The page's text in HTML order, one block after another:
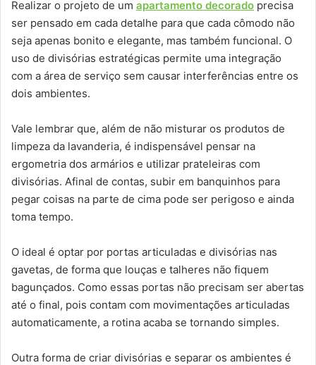
Realizar o projeto de um apartamento decorado precisa
ser pensado em cada detalhe para que cada cômodo não
seja apenas bonito e elegante, mas também funcional. O
uso de divisórias estratégicas permite uma integração
com a área de serviço sem causar interferências entre os
dois ambientes.
Vale lembrar que, além de não misturar os produtos de
limpeza da lavanderia, é indispensável pensar na
ergometria dos armários e utilizar prateleiras com
divisórias. Afinal de contas, subir em banquinhos para
pegar coisas na parte de cima pode ser perigoso e ainda
toma tempo.
O ideal é optar por portas articuladas e divisórias nas
gavetas, de forma que louças e talheres não fiquem
bagunçados. Como essas portas não precisam ser abertas
até o final, pois contam com movimentações articuladas
automaticamente, a rotina acaba se tornando simples.
Outra forma de criar divisórias e separar os ambientes é